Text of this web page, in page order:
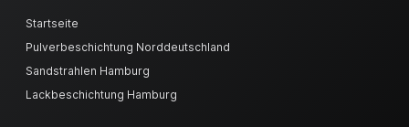
Startseite
Pulverbeschichtung Norddeutschland
Sandstrahlen Hamburg
Lackbeschichtung Hamburg